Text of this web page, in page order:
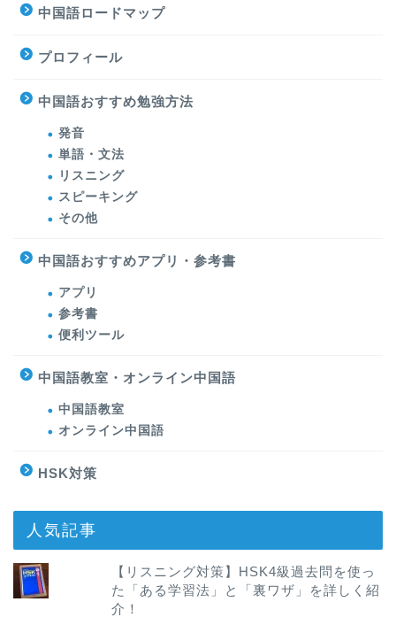
中国語ロードマップ
プロフィール
中国語おすすめ勉強方法
発音
単語・文法
リスニング
スピーキング
その他
中国語おすすめアプリ・参考書
アプリ
参考書
便利ツール
中国語教室・オンライン中国語
中国語教室
オンライン中国語
HSK対策
人気記事
【リスニング対策】HSK4級過去問を使っ
た「ある学習法」と「裏ワザ」を詳しく紹
介！